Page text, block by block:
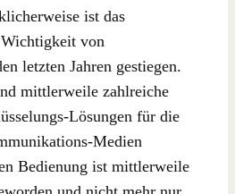
ist das
von
letzten Jahren gestiegen.
mittlerweile zahlreiche
Lösungen für die
Medien
Bedienung ist mittlerweile